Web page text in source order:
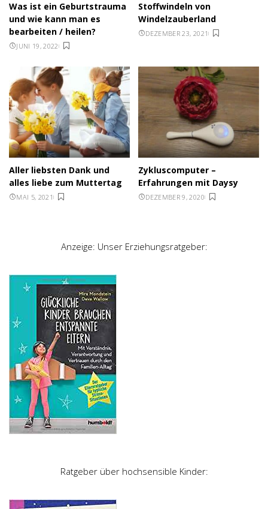
Was ist ein Geburtstrauma
und wie kann man es
bearbeiten / heilen?
JUNI 19, 2022
Stoffwindeln von
Windelzauberland
DEZEMBER 23, 2021
Aller liebsten Dank und
alles liebe zum Muttertag
MAI 5, 2021
Zykluscomputer –
Erfahrungen mit Daysy
DEZEMBER 9, 2020
Anzeige: Unser Erziehungsratgeber:
Ratgeber über hochsensible Kinder: